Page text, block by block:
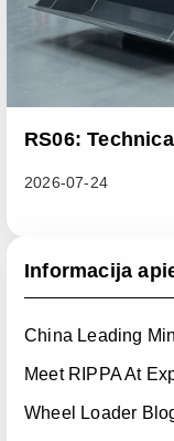
RS06:
2026-07-24
Informacija